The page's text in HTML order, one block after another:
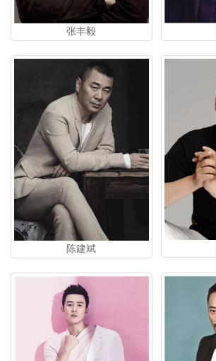
张丰毅
陈建斌